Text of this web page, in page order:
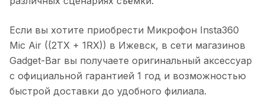
Если вы хотите приобрести Микрофон Insta360
Mic Air ((2TX + 1RX)) в Ижевск, в сети магазинов
Gadget-Bar вы получаете оригинальный аксессуар
с официальной гарантией 1 год и возможностью
быстрой доставки до удобного филиала.